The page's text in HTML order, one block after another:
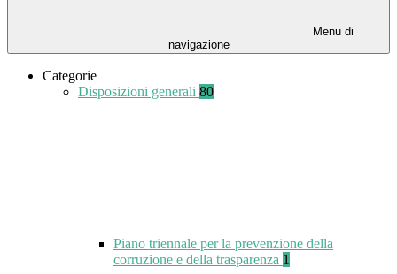
Menu di
navigazione
Categorie
Disposizioni generali 80
Piano triennale per la prevenzione della
corruzione e della trasparenza 1